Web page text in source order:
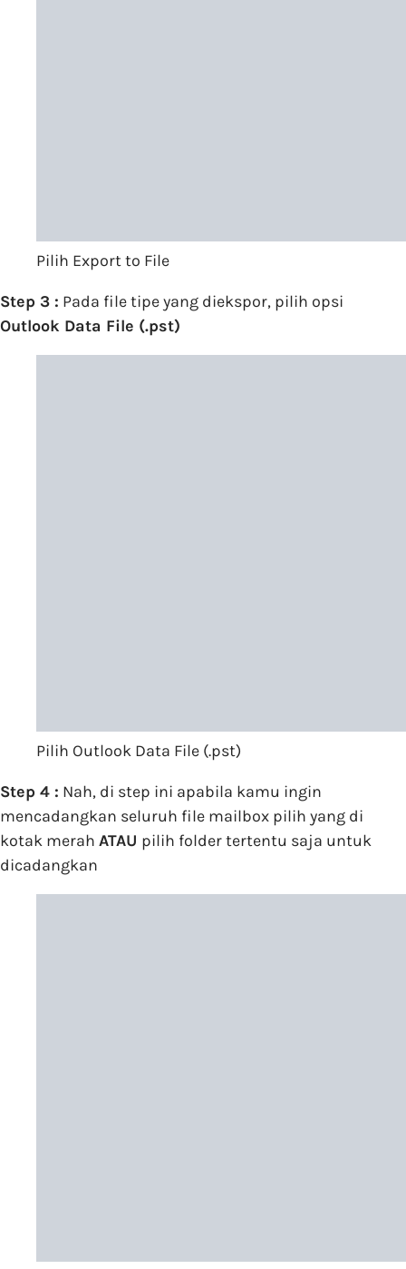
Pilih Export to File
Step 3 : Pada file tipe yang diekspor, pilih opsi
Outlook Data File (.pst)
Pilih Outlook Data File (.pst)
Step 4 : Nah, di step ini apabila kamu ingin
mencadangkan seluruh file mailbox pilih yang di
kotak merah ATAU pilih folder tertentu saja untuk
dicadangkan